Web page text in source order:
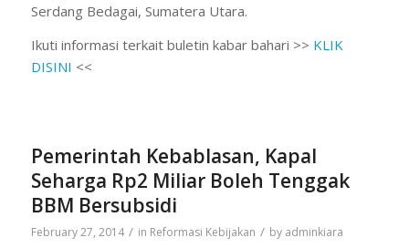
Serdang Bedagai, Sumatera Utara.
Ikuti informasi terkait buletin kabar bahari >> KLIK
DISINI <<
Pemerintah Kebablasan, Kapal
Seharga Rp2 Miliar Boleh Tenggak
BBM Bersubsidi
February 27, 2014 / in Reformasi Kebijakan / by adminkiara